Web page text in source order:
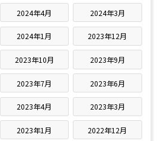
2024年4月 2024年3月
2024年1月 2023年12月
2023年10月 2023年9月
2023年7月 2023年6月
2023年4月 2023年3月
2023年1月 2022年12月